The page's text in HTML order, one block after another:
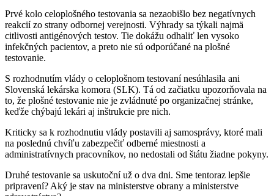
Prvé kolo celoplošného testovania sa nezaobišlo bez negatívnych
reakcií zo strany odbornej verejnosti. Výhrady sa týkali najmä
citlivosti antigénových testov. Tie dokážu odhaliť len vysoko
infekčných pacientov, a preto nie sú odporúčané na plošné
testovanie.
S rozhodnutím vlády o celoplošnom testovaní nesúhlasila ani
Slovenská lekárska komora (SLK). Tá od začiatku upozorňovala na
to, že plošné testovanie nie je zvládnuté po organizačnej stránke,
keďže chýbajú lekári aj inštrukcie pre nich.
Kriticky sa k rozhodnutiu vlády postavili aj samosprávy, ktoré mali
na poslednú chvíľu zabezpečiť odberné miestnosti a
administratívnych pracovníkov, no nedostali od štátu žiadne pokyny.
Druhé testovanie sa uskutoční už o dva dni. Sme tentoraz lepšie
pripravení? Aký je stav na ministerstve obrany a ministerstve